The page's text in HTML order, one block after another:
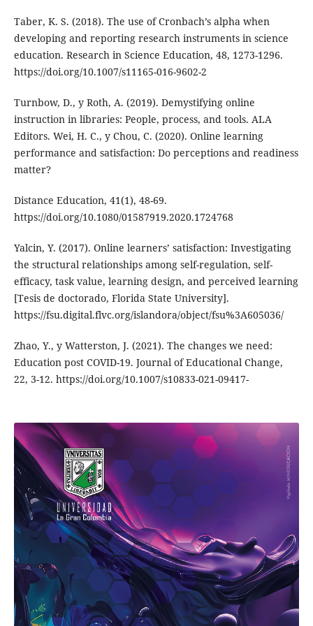
Taber, K. S. (2018). The use of Cronbach’s alpha when
developing and reporting research instruments in science
education. Research in Science Education, 48, 1273-1296.
https://doi.org/10.1007/s11165-016-9602-2
Turnbow, D., y Roth, A. (2019). Demystifying online
instruction in libraries: People, process, and tools. ALA
Editors. Wei, H. C., y Chou, C. (2020). Online learning
performance and satisfaction: Do perceptions and readiness
matter?
Distance Education, 41(1), 48-69.
https://doi.org/10.1080/01587919.2020.1724768
Yalcin, Y. (2017). Online learners’ satisfaction: Investigating
the structural relationships among self-regulation, self-
efficacy, task value, learning design, and perceived learning
[Tesis de doctorado, Florida State University].
https://fsu.digital.flvc.org/islandora/object/fsu%3A605036/
Zhao, Y., y Watterston, J. (2021). The changes we need:
Education post COVID-19. Journal of Educational Change,
22, 3-12. https://doi.org/10.1007/s10833-021-09417-